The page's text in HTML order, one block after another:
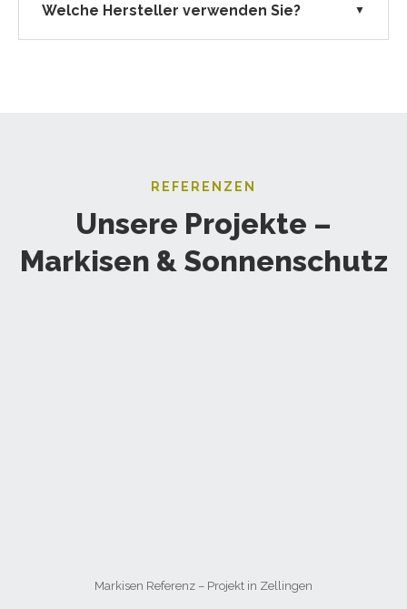
Welche Hersteller verwenden Sie? ▼
REFERENZEN
Unsere Projekte –
Markisen & Sonnenschutz
Markisen Referenz – Projekt in Zellingen